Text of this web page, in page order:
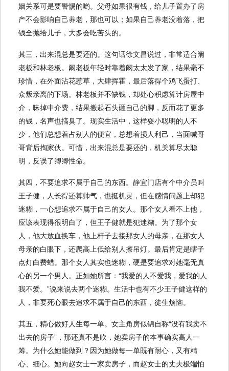
姻关系可是要警惕的哟。父母如果很有钱，给儿子置办了房
产不会影响自己养老，那也可以；如果自己养老没着落，把
钱全抛给儿子，大多会吃苦头的。
其三，出来混总是要还的。这句话徐文昌说过，非常适合阚
老板和林老板。阚老板年轻时靠着阚太太发了家，结果毫不
珍惜，在外面沾花惹草，大肆挥霍，最后落得个鸡飞蛋打、
众叛亲离的下场。林老板并不缺钱，却处心积虑算计房屋中
介，昧掉中介费，结果搬起石头砸自己的脚，反而花了更多
的钱，名声也搞臭了。现实生活中，这样耍小聪明的人不
少，他们总想着占别人的便宜，总想着损人利己，当面喊哥
哥背后掏家伙。可惜，出来混总是要还的，机关算尽太聪
明，反误了卿卿性命。
其四，不要追求不属于自己的东西。静宜门店有个中介员叫
王子健，人长得还算帅气，也挺机灵，但在感情问题上却犯
迷糊，一心想追求不属于自己的女人。那个女人看不上他，
应该表现得很明白了，但王子健就是犯迷糊。为了那个女
人，他大放血换车，他上杆子去接那女人的母亲，在那女人
母亲的白眼下，还爬高上低给别人擦吊灯。最后肯定是瞎子
点灯白费蜡。那个女人其实也迷糊，硬是要追求对她毫无真
心的另一个男人。正如她所言：“我爱的人不爱我，爱我的人
我不爱。”说来说去两个迷糊。生活中也有不少王子健这样的
人，非要死心眼去追求不属于自己的东西，徒生烦恼。
其五，精心做好人生每一单。女主角房似锦自称“没有我卖不
出去的房子”，那还真不是吹，她卖房子的本事确实高人一
筹。为什么她能做到？因为她做每一单既有耐心，又有精
心、细心。她向赵女士一家卖房子，而赵女士的丈夫极端怕